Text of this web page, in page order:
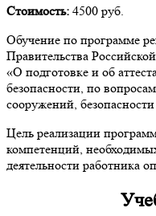
Стоимость: 4500 руб.
Обучение по программе
Правительства
«О подготовке и об
безопасности, по
сооружений,
Цель реализации
компетенций,
деятельности работника